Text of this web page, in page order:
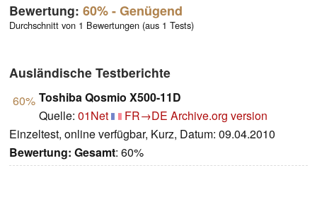
Bewertung: 60%- Genügend
Durchschnitt von 1 Bewertungen (aus 1 Tests)
Ausländische Testberichte
60% Toshiba Qosmio X500-11D
Quelle: 01Net FR→DE Archive.org version
Einzeltest, online verfügbar, Kurz, Datum: 09.04.2010
Bewertung: Gesamt: 60%